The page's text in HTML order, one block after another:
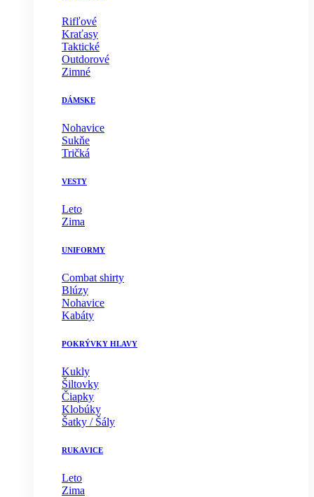
Rifľové
Kraťasy
Taktické
Outdorové
Zimné
DÁMSKE
Nohavice
Sukňe
Tričká
VESTY
Leto
Zima
UNIFORMY
Combat shirty
Blúzy
Nohavice
Kabáty
POKRÝVKY HLAVY
Kukly
Šiltovky
Čiapky
Klobúky
Šatky / Šály
RUKAVICE
Leto
Zima